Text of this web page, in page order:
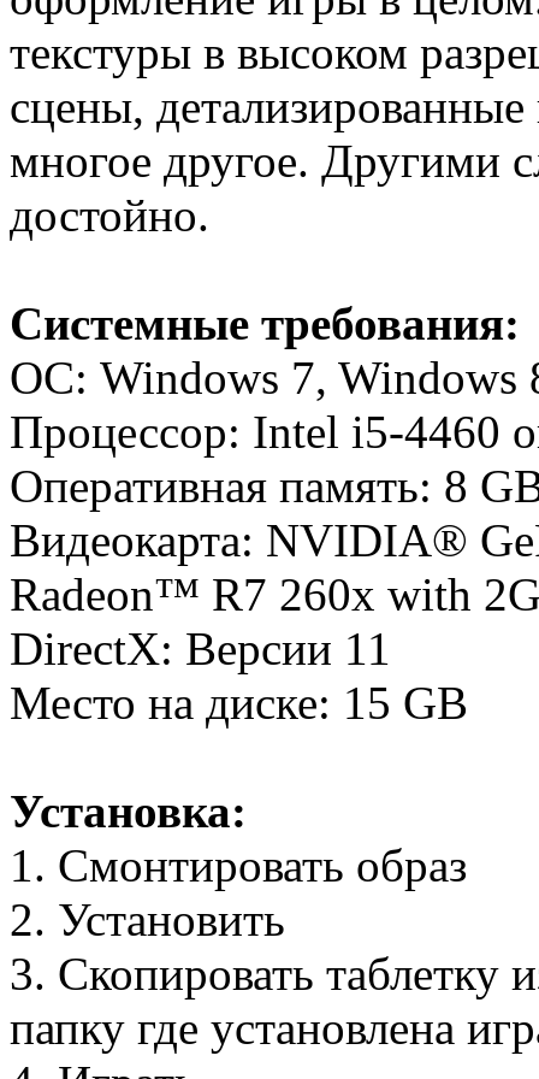
текстуры в высоком
сцены,
многое другое. Другими
достойно.
Системные требования:
ОС: Windows 7, Windows
Процессор: Intel i5-4460
Оперативная память: 8
Видеокарта: NVIDIA®
Radeon™ R7 260x with
DirectX: Версии 11
Место на диске: 15 GB
Установка:
1. Смонтировать образ
2. Установить
3. Скопировать таблетку
папку где установлена